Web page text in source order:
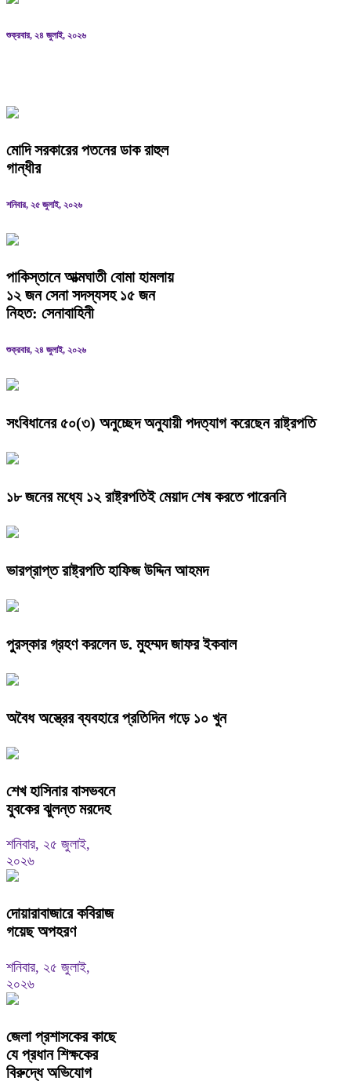
শুক্রবার, ২৪ জুলাই, ২০২৬
মোদি সরকারের পতনের ডাক রাহুল
গান্ধীর
শনিবার, ২৫ জুলাই, ২০২৬
পাকিস্তানে আত্মঘাতী বোমা হামলায়
১২ জন সেনা সদস্যসহ ১৫ জন
নিহত: সেনাবাহিনী
শুক্রবার, ২৪ জুলাই, ২০২৬
সংবিধানের ৫০(৩) অনুচ্ছেদ অনুযায়ী পদত্যাগ করেছেন রাষ্ট্রপতি
১৮ জনের মধ্যে ১২ রাষ্ট্রপতিই মেয়াদ শেষ করতে পারেননি
ভারপ্রাপ্ত রাষ্ট্রপতি হাফিজ উদ্দিন আহমদ
পুরস্কার গ্রহণ করলেন ড. মুহম্মদ জাফর ইকবাল
অবৈধ অস্ত্রের ব্যবহারে প্রতিদিন গড়ে ১০ খুন
শেখ হাসিনার বাসভবনে
যুবকের ঝুলন্ত মরদেহ
শনিবার, ২৫ জুলাই,
২০২৬
দোয়ারাবাজারে কবিরাজ
গয়েছ অপহরণ
শনিবার, ২৫ জুলাই,
২০২৬
জেলা প্রশাসকের কাছে
যে প্রধান শিক্ষকের
বিরুদ্ধে অভিযোগ